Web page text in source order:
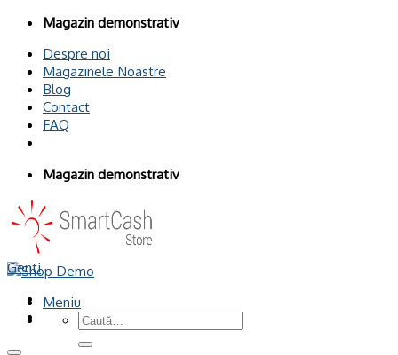
OmitețiMagazin demonstrativ
Despre noi
Magazinele Noastre
Blog
Contact
FAQ
Magazin demonstrativ
Meniu
Caută
după:
Genti